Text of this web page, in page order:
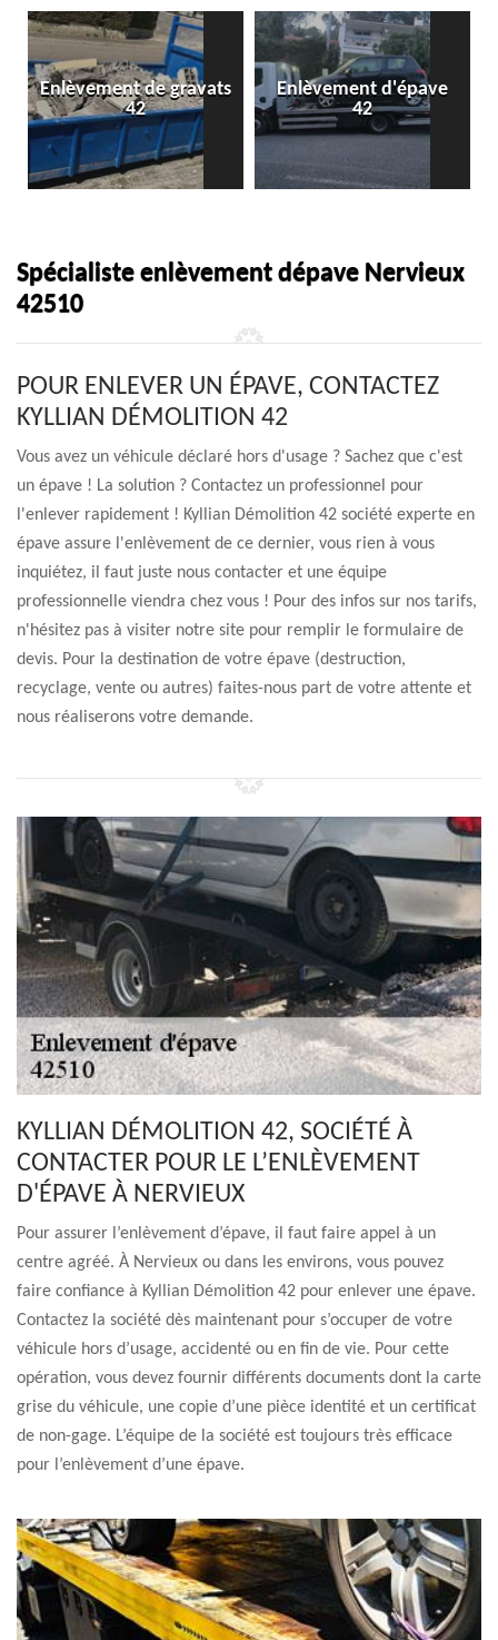
Enlèvement de gravats
42
Enlèvement d'épave
42
Spécialiste enlèvement dépave Nervieux
42510
POUR ENLEVER UN ÉPAVE, CONTACTEZ
KYLLIAN DÉMOLITION 42
Vous avez un véhicule déclaré hors d'usage ? Sachez que c'est
un épave ! La solution ? Contactez un professionnel pour
l'enlever rapidement ! Kyllian Démolition 42 société experte en
épave assure l'enlèvement de ce dernier, vous rien à vous
inquiétez, il faut juste nous contacter et une équipe
professionnelle viendra chez vous ! Pour des infos sur nos tarifs,
n'hésitez pas à visiter notre site pour remplir le formulaire de
devis. Pour la destination de votre épave (destruction,
recyclage, vente ou autres) faites-nous part de votre attente et
nous réaliserons votre demande.
KYLLIAN DÉMOLITION 42, SOCIÉTÉ À
CONTACTER POUR LE L’ENLÈVEMENT
D'ÉPAVE À NERVIEUX
Pour assurer l’enlèvement d’épave, il faut faire appel à un
centre agréé. À Nervieux ou dans les environs, vous pouvez
faire confiance à Kyllian Démolition 42 pour enlever une épave.
Contactez la société dès maintenant pour s’occuper de votre
véhicule hors d’usage, accidenté ou en fin de vie. Pour cette
opération, vous devez fournir différents documents dont la carte
grise du véhicule, une copie d’une pièce identité et un certificat
de non-gage. L’équipe de la société est toujours très efficace
pour l’enlèvement d’une épave.